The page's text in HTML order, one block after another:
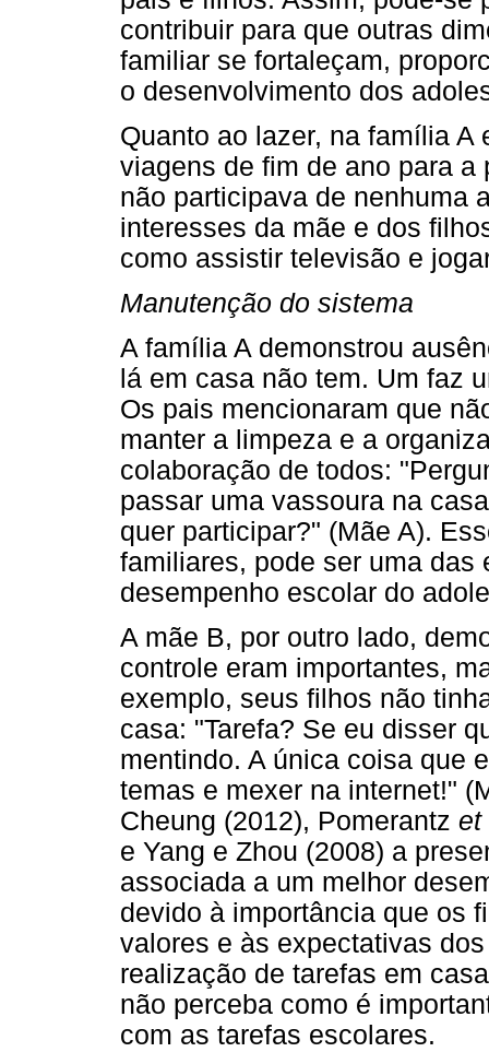
contribuir para que outras
familiar se fortaleçam,
o desenvolvimento dos
Quanto ao lazer, na família
viagens de fim de ano para
não participava de nenhuma
interesses da mãe e dos
como assistir televisão e
Manutenção do sistema
A família A demonstrou
lá em casa não tem. Um faz
Os pais mencionaram que
manter a limpeza e a
colaboração de todos:
passar uma vassoura na
quer participar?" (Mãe A).
familiares, pode ser uma das
desempenho escolar do
A mãe B, por outro lado,
controle eram importantes,
exemplo, seus filhos não
casa: "Tarefa? Se eu disser
mentindo. A única coisa que
temas e mexer na internet!"
Cheung (2012), Pomerantz et
e Yang e Zhou (2008) a
associada a um melhor
devido à importância que os
valores e às expectativas
realização de tarefas em
não perceba como é
com as tarefas escolares.